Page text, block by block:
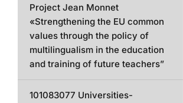
Project Jean Monnet
«Strengthening the EU common
values through the policy of
multilingualism in the education
and training of future teachers”
101083077 Universities-